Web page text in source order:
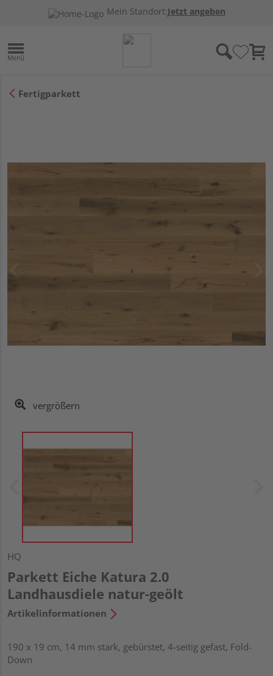
Mein Standort:Jetzt angeben
Fertigparkett
vergrößern
HQ
Parkett Eiche Katura 2.0
Landhausdiele natur-geölt
Artikelinformationen
190 x 19 cm, 14 mm stark, gebürstet, 4-seitig gefast, Fold-
Down